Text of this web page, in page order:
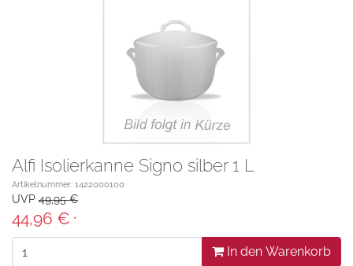
Alfi Isolierkanne Signo silber 1 L
Artikelnummer: 1422000100
UVP 49,95 €
44,96 € *
In den Warenkorb